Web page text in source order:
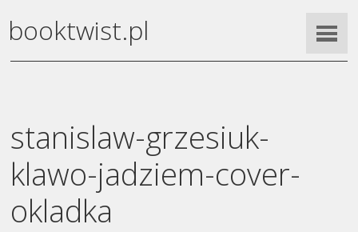
booktwist.pl
stanislaw-grzesiuk-
klawo-jadziem-cover-
okladka